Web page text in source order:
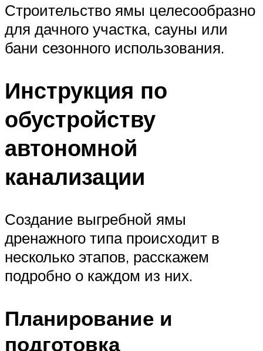
Строительство ямы целесообразно
для дачного участка, сауны или
бани сезонного использования.
Инструкция по
обустройству
автономной
канализации
Создание выгребной ямы
дренажного типа происходит в
несколько этапов, расскажем
подробно о каждом из них.
Планирование и
подготовка